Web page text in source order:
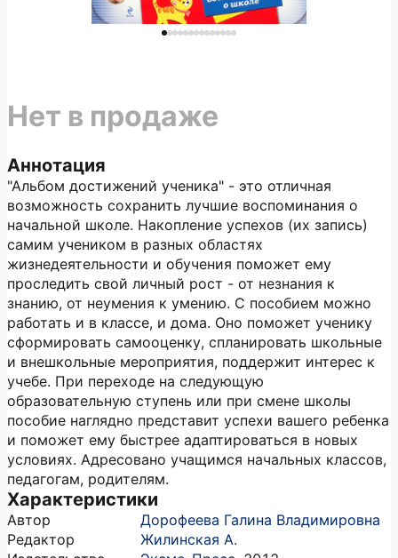
Аннотация
"Альбом достижений ученика" - это отличная
возможность сохранить лучшие воспоминания о
начальной школе. Накопление успехов (их запись)
самим учеником в разных областях
жизнедеятельности и обучения поможет ему
проследить свой личный рост - от незнания к
знанию, от неумения к умению. С пособием можно
работать и в классе, и дома. Оно поможет ученику
сформировать самооценку, спланировать школьные
и внешкольные мероприятия, поддержит интерес к
учебе. При переходе на следующую
образовательную ступень или при смене школы
пособие наглядно представит успехи вашего ребенка
и поможет ему быстрее адаптироваться в новых
условиях. Адресовано учащимся начальных классов,
педагогам, родителям.
Характеристики
Автор
Дорофеева Галина Владимировна
Редактор
Жилинская А.
Нет в продаже